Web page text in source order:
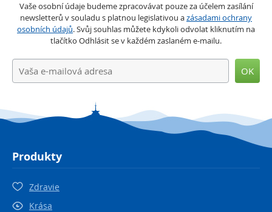
Vaše osobní údaje budeme zpracovávat pouze za účelem zasílání
newsletterů v souladu s platnou legislativou azásadami ochrany
osobních údajů. Svůj souhlas můžete kdykoli odvolat kliknutím na
tlačítko Odhlásit se v každém zaslaném e-mailu.
OK
Produkty
Zdravie
Krása